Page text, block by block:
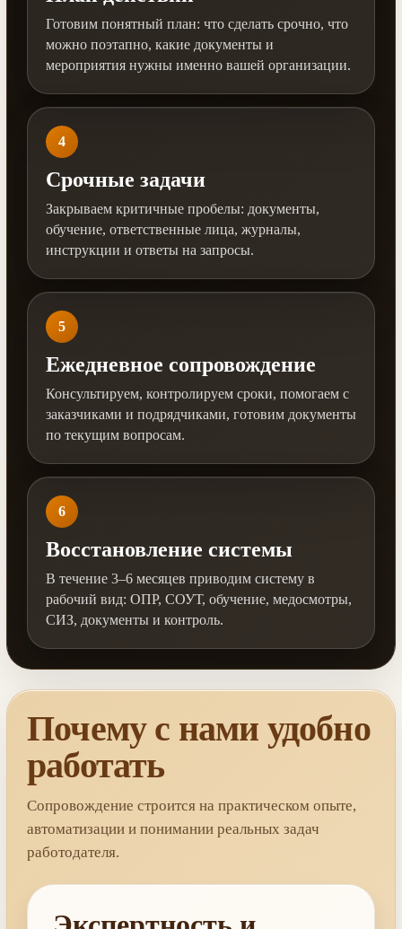
Готовим понятный план: что сделать срочно, что
можно поэтапно, какие документы и
мероприятия нужны именно вашей организации.
4
Срочные задачи
Закрываем критичные пробелы: документы,
обучение, ответственные лица, журналы,
инструкции и ответы на запросы.
5
Ежедневное сопровождение
Консультируем, контролируем сроки, помогаем с
заказчиками и подрядчиками, готовим документы
по текущим вопросам.
6
Восстановление системы
В течение 3–6 месяцев приводим систему в
рабочий вид: ОПР, СОУТ, обучение, медосмотры,
СИЗ, документы и контроль.
Почему с нами удобно
работать
Сопровождение строится на практическом опыте,
автоматизации и понимании реальных задач
работодателя.